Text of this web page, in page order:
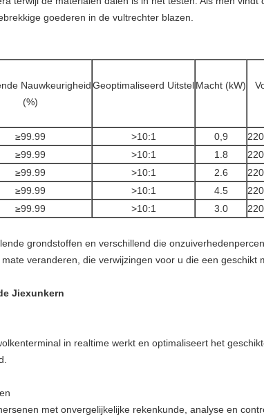
goederen in de vultrechter blazen.
Nauwkeurigheid
(%)
Geoptimaliseerd UitstelMacht (kW)
≥99.99 >10:1 0,9
≥99.99 >10:1 1.8
≥99.99 >10:1 2.6
≥99.99 >10:1 4.5
≥99.99 >10:1 3.0
grondstoffen en verschillend die
veranderen, die verwijzingen voor u die een geschikt
Jiexunkern
in realtime werkt en optimaliseert het
met onvergelijkelijke rekenkunde, analyse en